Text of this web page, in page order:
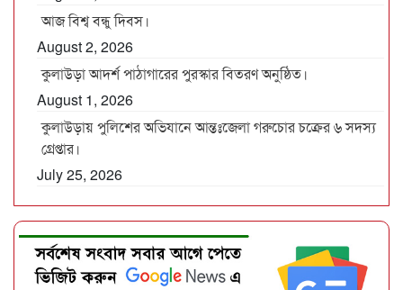
আজ বিশ্ব বন্ধু দিবস।
August 2, 2026
কুলাউড়া আদর্শ পাঠাগারের পুরস্কার বিতরণ অনুষ্ঠিত।
August 1, 2026
কুলাউড়ায় পুলিশের অভিযানে আন্তঃজেলা গরুচোর চক্রের ৬ সদস্য
গ্রেপ্তার।
July 25, 2026